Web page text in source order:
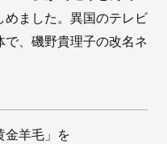
めました。異国のテレビ
、磯野貴理子の改名ネ
金羊毛」を